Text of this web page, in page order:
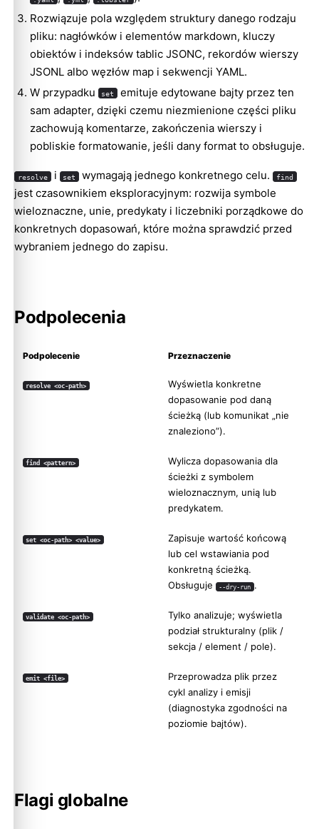
Rozwiązuje pola względem struktury danego rodzaju
pliku: nagłówków i elementów markdown, kluczy
obiektów i indeksów tablic JSONC, rekordów wierszy
JSONL albo węzłów map i sekwencji YAML.
W przypadku
set
emituje edytowane bajty przez ten
sam adapter, dzięki czemu niezmienione części pliku
zachowują komentarze, zakończenia wierszy i
pobliskie formatowanie, jeśli dany format to obsługuje.
resolve i set wymagają jednego konkretnego celu. find
jest czasownikiem eksploracyjnym: rozwija symbole
wieloznaczne, unie, predykaty i liczebniki porządkowe do
konkretnych dopasowań, które można sprawdzić przed
wybraniem jednego do zapisu.
Podpolecenia
Podpolecenie Przeznaczenie
resolve <oc-path>
Wyświetla konkretne
dopasowanie pod daną
ścieżką (lub komunikat „nie
znaleziono”).
find <pattern>
Wylicza dopasowania dla
ścieżki z symbolem
wieloznacznym, unią lub
predykatem.
set <oc-path> <value>
Zapisuje wartość końcową
lub cel wstawiania pod
konkretną ścieżką.
Obsługuje
--dry-run .
validate <oc-path>
Tylko analizuje; wyświetla
podział strukturalny (plik /
sekcja / element / pole).
emit <file>
Przeprowadza plik przez
cykl analizy i emisji
(diagnostyka zgodności na
poziomie bajtów).
Flagi globalne